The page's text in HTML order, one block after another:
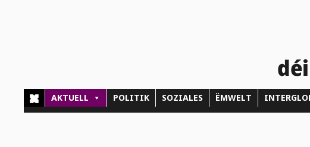
AKTUELL POLITIK SOZIALES ËMWELT